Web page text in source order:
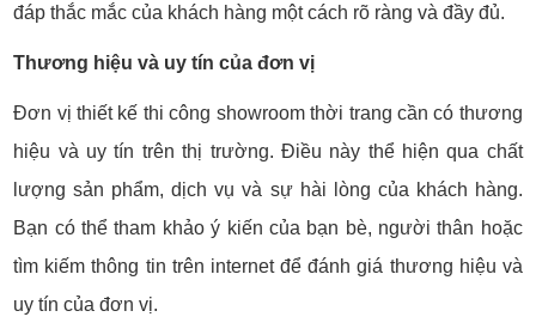
đáp thắc mắc của khách hàng một cách rõ ràng và đầy đủ.
Thương hiệu và uy tín của đơn vị
Đơn vị thiết kế thi công showroom thời trang cần có thương
hiệu và uy tín trên thị trường. Điều này thể hiện qua chất
lượng sản phẩm, dịch vụ và sự hài lòng của khách hàng.
Bạn có thể tham khảo ý kiến của bạn bè, người thân hoặc
tìm kiếm thông tin trên internet để đánh giá thương hiệu và
uy tín của đơn vị.